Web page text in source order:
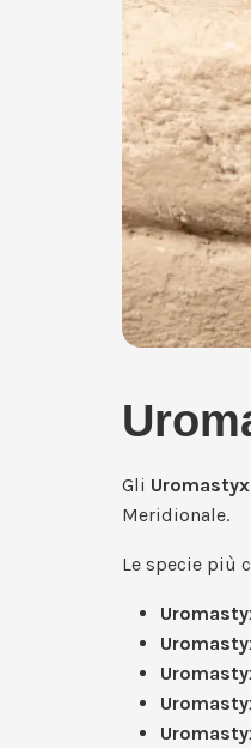
Gli Uromastyx
Meridionale.
Le specie più